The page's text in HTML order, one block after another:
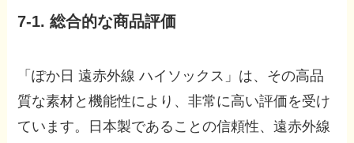
7-1. 総合的な商品評価
「ぽか日 遠赤外線 ハイソックス」は、その高品
質な素材と機能性により、非常に高い評価を受け
ています。日本製であることの信頼性、遠赤外線